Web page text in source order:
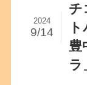
チ
豊
ラ
2024
9/14